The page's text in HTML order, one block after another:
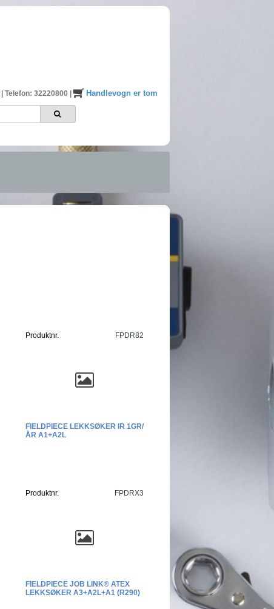
Telefon: 32220800 | Handlevogn er tom
Produktnr. FPDR82
FIELDPIECE LEKKSØKER IR 1GR/
ÅR A1+A2L
Produktnr. FPDRX3
FIELDPIECE JOB LINK® ATEX
LEKKSØKER A3+A2L+A1 (R290)